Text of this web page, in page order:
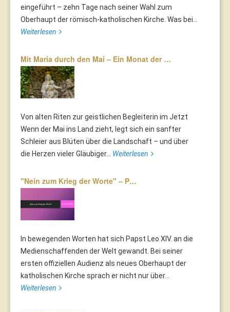
eingeführt – zehn Tage nach seiner Wahl zum
Oberhaupt der römisch-katholischen Kirche. Was bei...
Weiterlesen
Mit Maria durch den Mai – Ein Monat der …
Von alten Riten zur geistlichen Begleiterin im Jetzt
Wenn der Mai ins Land zieht, legt sich ein sanfter
Schleier aus Blüten über die Landschaft – und über
die Herzen vieler Gläubiger... Weiterlesen
"Nein zum Krieg der Worte" – P…
In bewegenden Worten hat sich Papst Leo XIV. an die
Medienschaffenden der Welt gewandt. Bei seiner
ersten offiziellen Audienz als neues Oberhaupt der
katholischen Kirche sprach er nicht nur über...
Weiterlesen